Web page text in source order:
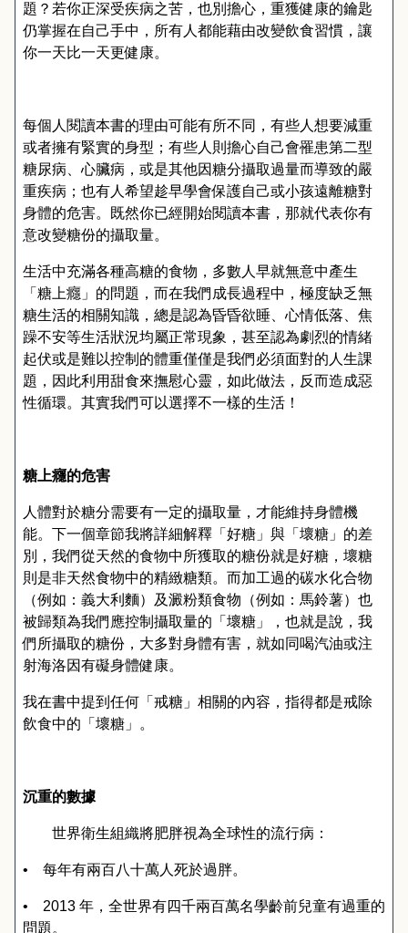
題？若你正深受疾病之苦，也別擔心，重獲健康的鑰匙
仍掌握在自己手中，所有人都能藉由改變飲食習慣，讓
你一天比一天更健康。
每個人閱讀本書的理由可能有所不同，有些人想要減重
或者擁有緊實的身型；有些人則擔心自己會罹患第二型
糖尿病、心臟病，或是其他因糖分攝取過量而導致的嚴
重疾病；也有人希望趁早學會保護自己或小孩遠離糖對
身體的危害。既然你已經開始閱讀本書，那就代表你有
意改變糖份的攝取量。
生活中充滿各種高糖的食物，多數人早就無意中產生
「糖上癮」的問題，而在我們成長過程中，極度缺乏無
糖生活的相關知識，總是認為昏昏欲睡、心情低落、焦
躁不安等生活狀況均屬正常現象，甚至認為劇烈的情緒
起伏或是難以控制的體重僅僅是我們必須面對的人生課
題，因此利用甜食來撫慰心靈，如此做法，反而造成惡
性循環。其實我們可以選擇不一樣的生活！
糖上癮的危害
人體對於糖分需要有一定的攝取量，才能維持身體機
能。下一個章節我將詳細解釋「好糖」與「壞糖」的差
別，我們從天然的食物中所獲取的糖份就是好糖，壞糖
則是非天然食物中的精緻糖類。而加工過的碳水化合物
（例如：義大利麵）及澱粉類食物（例如：馬鈴薯）也
被歸類為我們應控制攝取量的「壞糖」，也就是說，我
們所攝取的糖份，大多對身體有害，就如同喝汽油或注
射海洛因有礙身體健康。
我在書中提到任何「戒糖」相關的內容，指得都是戒除
飲食中的「壞糖」。
沉重的數據
世界衛生組織將肥胖視為全球性的流行病：
• 每年有兩百八十萬人死於過胖。
• 2013 年，全世界有四千兩百萬名學齡前兒童有過重的
問題。